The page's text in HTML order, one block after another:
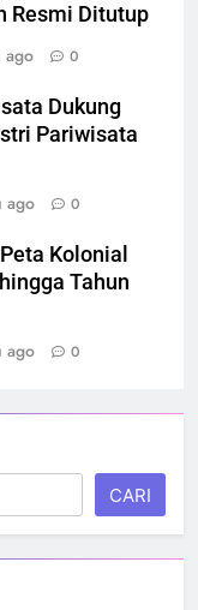
Resmi Ditutup
ago 0
Dukung
Pariwisata
ago 0
Kolonial
Tahun
ago 0
CARI